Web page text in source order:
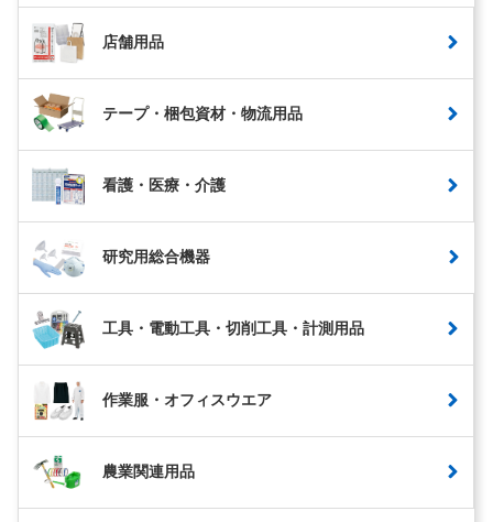
店舗用品
テープ・梱包資材・物流用品
看護・医療・介護
研究用総合機器
工具・電動工具・切削工具・計測用品
作業服・オフィスウエア
農業関連用品